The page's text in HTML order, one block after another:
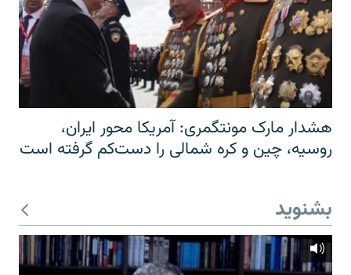
هشدار مارک مونتگمری: آمریکا محور ایران،
روسیه، چین و کره شمالی را دست‌کم گرفته است
بشنوید